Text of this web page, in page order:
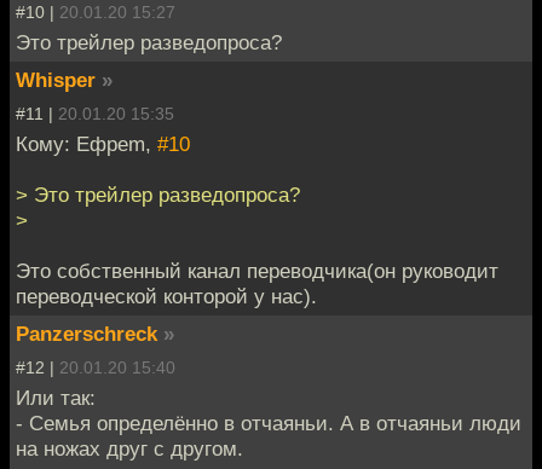
#10 | 20.01.20 15:27
Это трейлер разведопроса?
Whisper »
#11 | 20.01.20 15:35
Кому: Ефреm, #10
> Это трейлер разведопроса?
>
Это собственный канал переводчика(он руководит
переводческой конторой у нас).
Panzerschreck »
#12 | 20.01.20 15:40
Или так:
- Семья определённо в отчаяньи. А в отчаяньи люди
на ножах друг с другом.